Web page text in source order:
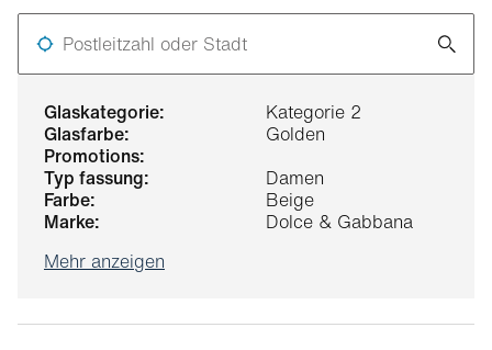
glaskategorie:
Kategorie 2
glasfarbe:
Golden
promotions:
typ fassung:
Damen
farbe:
Beige
marke:
Dolce & Gabbana
Mehr anzeigen
Postleitzahl oder Stadt